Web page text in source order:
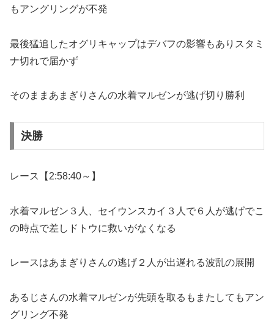
もアングリングが不発
最後猛追したオグリキャップはデバフの影響もありスタミ
ナ切れで届かず
そのままあまぎりさんの水着マルゼンが逃げ切り勝利
決勝
レース【2:58:40～】
水着マルゼン３人、セイウンスカイ３人で６人が逃げでこ
の時点で差しドトウに救いがなくなる
レースはあまぎりさんの逃げ２人が出遅れる波乱の展開
あるじさんの水着マルゼンが先頭を取るもまたしてもアン
グリング不発